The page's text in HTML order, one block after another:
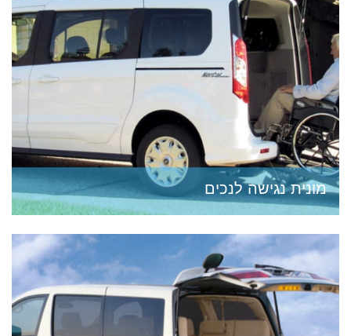
מונית נגישה לנכים
בעלי המוגבלויות דורשת היצע רחב יותר של פתרונות
תחבורה כמו מונית נגישה וקווי אוטובוס מונגשים. כיום
בעלי מוגבלויות...